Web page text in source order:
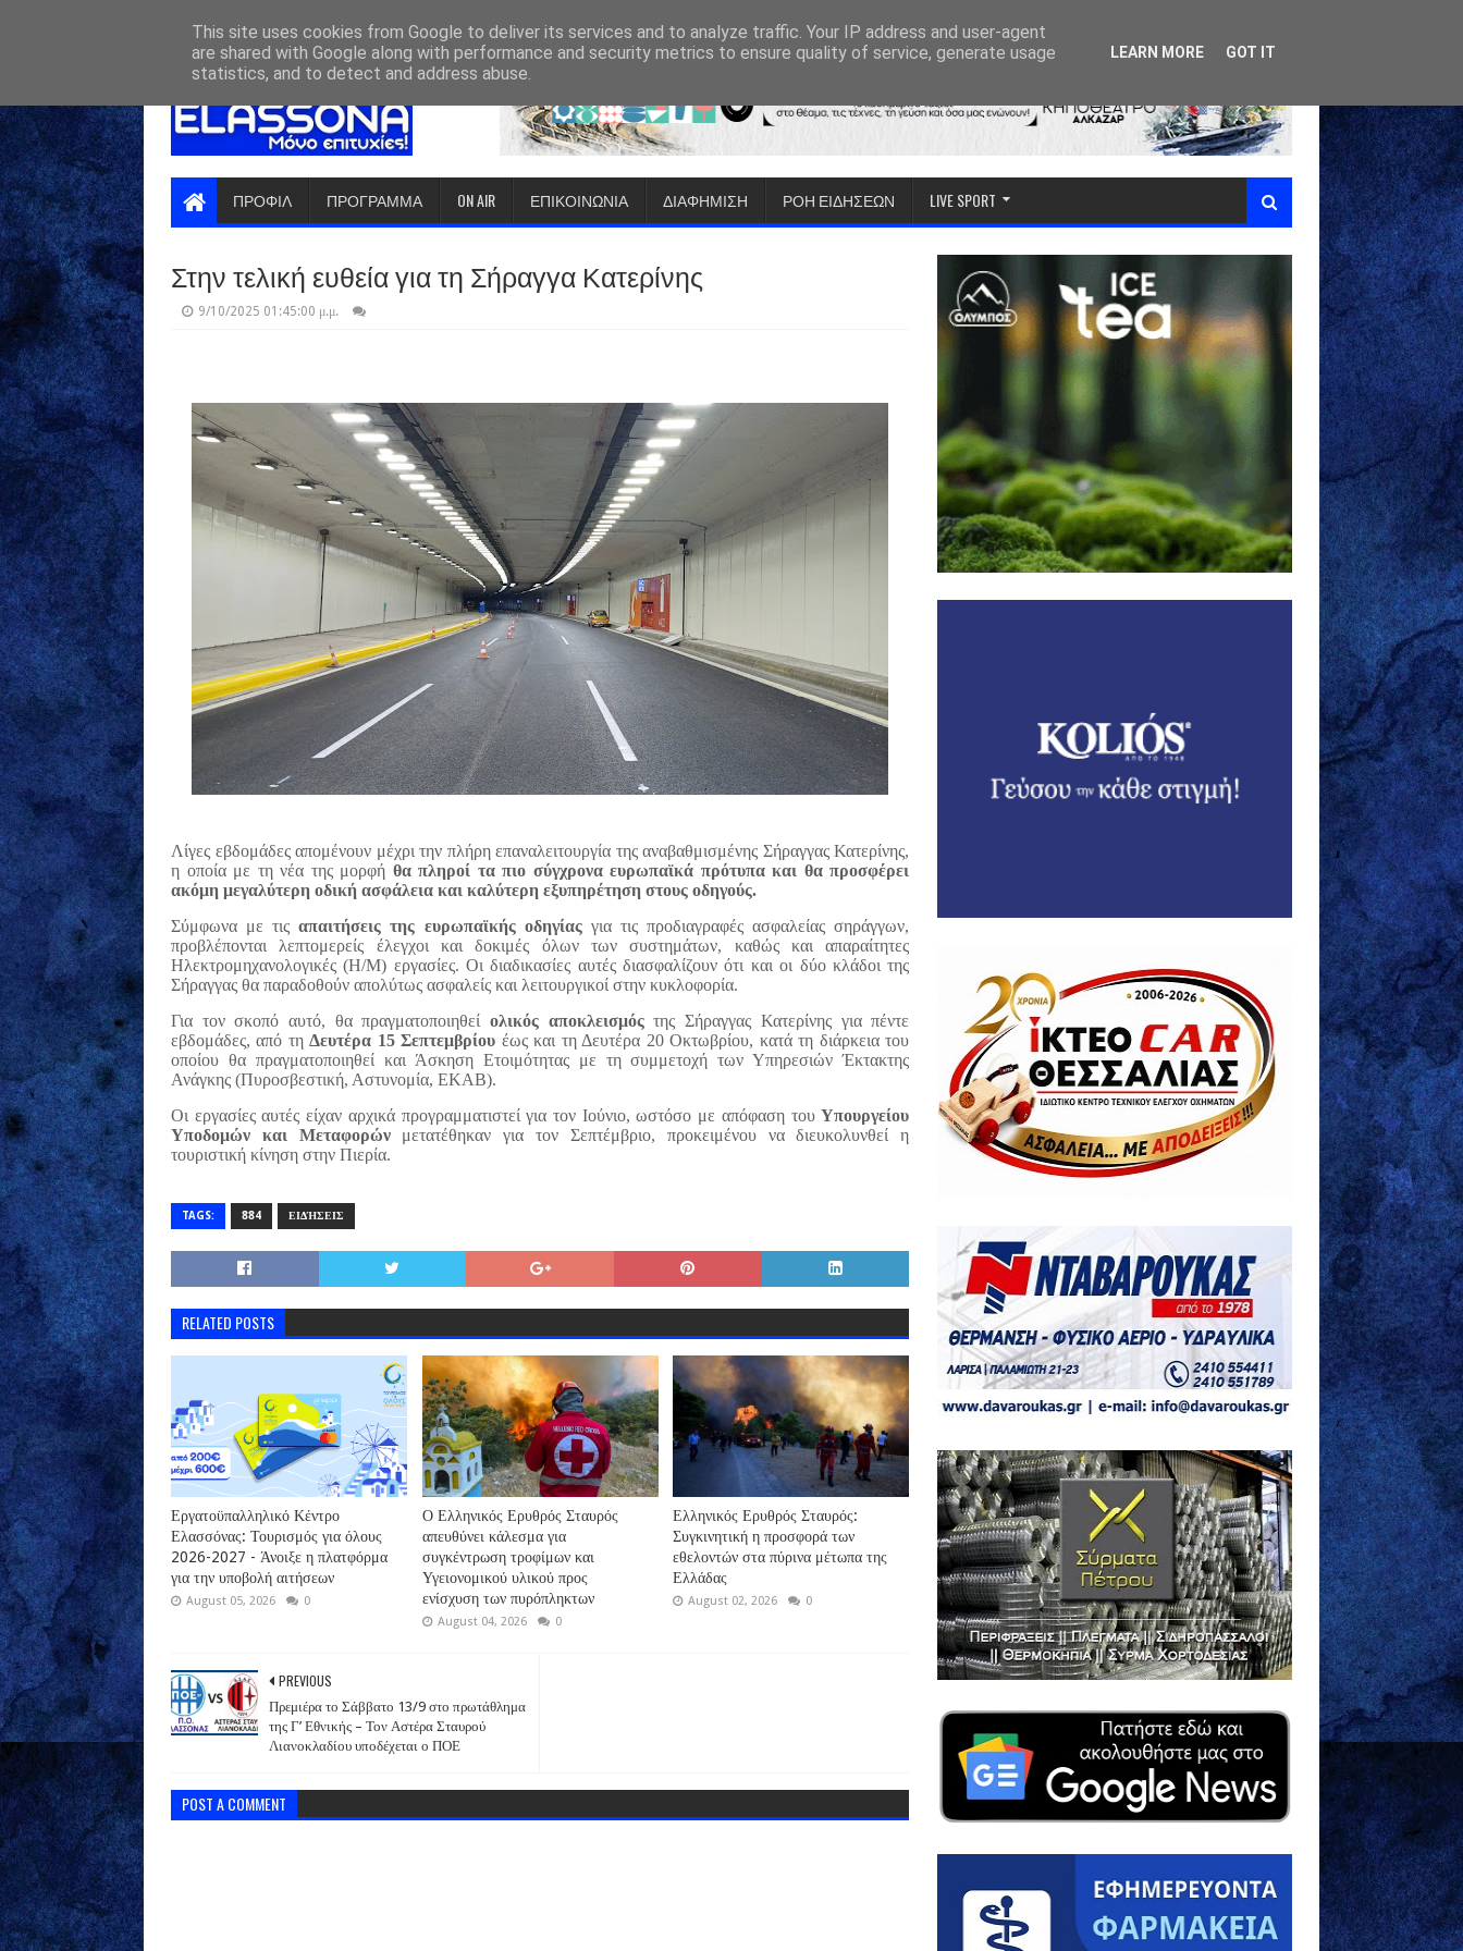
ΠΡΟΦΙΛ ΠΡΟΓΡΑΜΜΑ ON AIR ΕΠΙΚΟΙΝΩΝΙΑ ΔΙΑΦΗΜΙΣΗ ΡΟΗ ΕΙΔΗΣΕΩΝ LIVE SPORT
Στην τελική ευθεία για τη Σήραγγα Κατερίνης
9/10/2025 01:45:00 μ.μ.
Λίγες εβδομάδες απομένουν μέχρι την πλήρη επαναλειτουργία της αναβαθμισμένης Σήραγγας Κατερίνης,
η οποία με τη νέα της μορφή θα πληροί τα πιο σύγχρονα ευρωπαϊκά πρότυπα και θα προσφέρει
ακόμη μεγαλύτερη οδική ασφάλεια και καλύτερη εξυπηρέτηση στους οδηγούς.
Σύμφωνα με τιςαπαιτήσεις της ευρωπαϊκής οδηγίαςγια τις προδιαγραφές ασφαλείας σηράγγων,
προβλέπονται λεπτομερείς έλεγχοι και δοκιμές όλων των συστημάτων, καθώς και απαραίτητες
Ηλεκτρομηχανολογικές (Η/Μ) εργασίες. Οι διαδικασίες αυτές διασφαλίζουν ότι και οι δύο κλάδοι της
Σήραγγας θα παραδοθούν απολύτως ασφαλείς και λειτουργικοί στην κυκλοφορία.
Για τον σκοπό αυτό, θα πραγματοποιηθείολικός αποκλεισμόςτης Σήραγγας Κατερίνης για πέντε
εβδομάδες, από τηΔευτέρα 15 Σεπτεμβρίου έως και τη Δευτέρα 20 Οκτωβρίου, κατά τη διάρκεια του
οποίου θα πραγματοποιηθεί και Άσκηση Ετοιμότητας με τη συμμετοχή των Υπηρεσιών Έκτακτης
Ανάγκης (Πυροσβεστική, Αστυνομία, ΕΚΑΒ).
Οι εργασίες αυτές είχαν αρχικά προγραμματιστεί για τον Ιούνιο, ωστόσο με απόφαση τουΥπουργείου
Υποδομών και Μεταφορώνμετατέθηκαν για τον Σεπτέμβριο, προκειμένου να διευκολυνθεί η
τουριστική κίνηση στην Πιερία.
TAGS: 884 ΕΙΔΉΣΕΙΣ
RELATED POSTS
Εργατοϋπαλληλικό Κέντρο
Ελασσόνας: Τουρισμός για όλους
2026-2027 - Άνοιξε η πλατφόρμα
για την υποβολή αιτήσεων
August 05, 2026 0
Ο Ελληνικός Ερυθρός Σταυρός
απευθύνει κάλεσμα για
συγκέντρωση τροφίμων και
Υγειονομικού υλικού προς
ενίσχυση των πυρόπληκτων
August 04, 2026 0
Ελληνικός Ερυθρός Σταυρός:
Συγκινητική η προσφορά των
εθελοντών στα πύρινα μέτωπα της
Ελλάδας
August 02, 2026 0
PREVIOUS
Πρεμιέρα το Σάββατο 13/9 στο πρωτάθλημα
της Γ’ Εθνικής – Τον Αστέρα Σταυρού
Λιανοκλαδίου υποδέχεται ο ΠΟΕ
POST A COMMENT
This site uses cookies from Google to deliver its services and to analyze traffic. Your IP address and user-agent
are shared with Google along with performance and security metrics to ensure quality of service, generate usage
statistics, and to detect and address abuse.
LEARN MORE GOT IT